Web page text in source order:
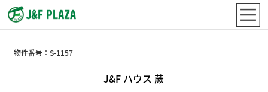
物件番号：S-1157
J&F ハウス 蕨